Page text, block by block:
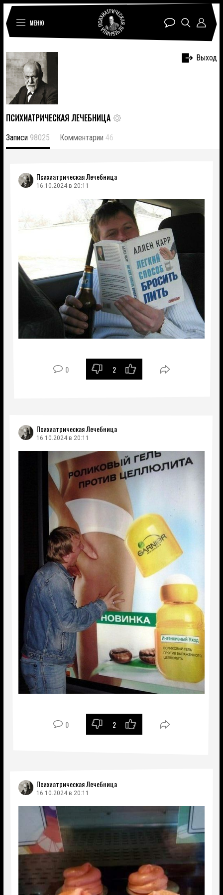
МЕНЮ
ПСИХИАТРИЧЕСКАЯ ЛЕЧЕБНИЦА
Записи 98025 Комментарии 46
Выход
Психиатрическая Лечебница
16.10.2024 в 20:11
0 2
Психиатрическая Лечебница
16.10.2024 в 20:11
0 2
Психиатрическая Лечебница
16.10.2024 в 20:11